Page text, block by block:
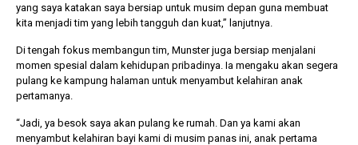
yang saya katakan saya bersiap untuk musim depan guna membuat
kita menjadi tim yang lebih tangguh dan kuat,” lanjutnya.
Di tengah fokus membangun tim, Munster juga bersiap menjalani
momen spesial dalam kehidupan pribadinya. Ia mengaku akan segera
pulang ke kampung halaman untuk menyambut kelahiran anak
pertamanya.
“Jadi, ya besok saya akan pulang ke rumah. Dan ya kami akan
menyambut kelahiran bayi kami di musim panas ini, anak pertama